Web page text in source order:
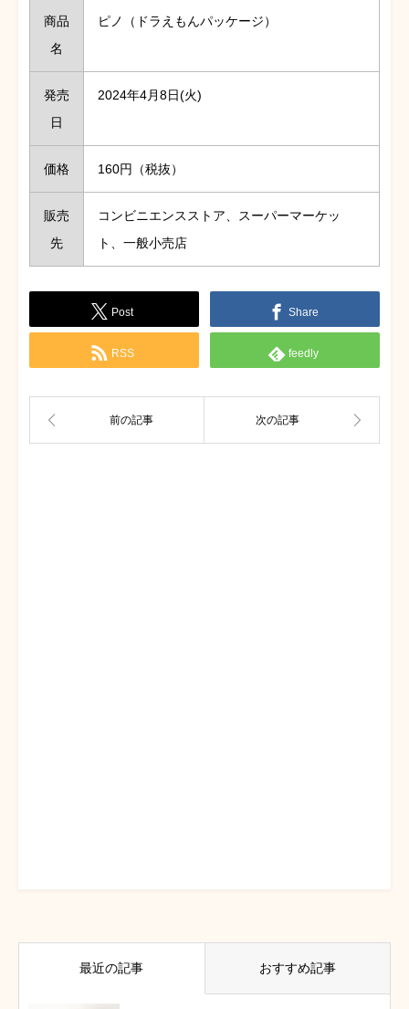
商品
名
ピノ（ドラえもんパッケージ）
発売
日
2024年4月8日(火)
価格 160円（税抜）
販売
先
コンビニエンスストア、スーパーマーケッ
ト、一般小売店
Post Share
RSS feedly
最近の記事 おすすめ記事